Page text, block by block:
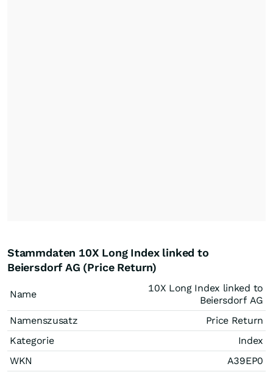
Stammdaten 10X Long Index linked to
Beiersdorf AG (Price Return)
Name
10X Long Index linked to
Beiersdorf AG
Namenszusatz
Price Return
Kategorie
Index
WKN
A39EP0